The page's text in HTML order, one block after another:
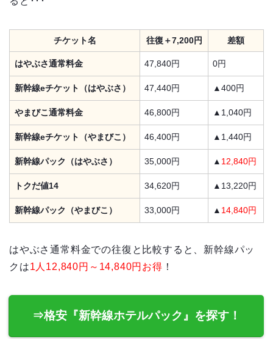
チケット名 往復＋7,200円 差額
はやぶさ通常料金 47,840円 0円
新幹線eチケット（はやぶさ） 47,440円 ▲400円
やまびこ通常料金 46,800円 ▲1,040円
新幹線eチケット（やまびこ） 46,400円 ▲1,440円
新幹線パック（はやぶさ） 35,000円 ▲ 12,840円
トクだ値14 34,620円 ▲13,220円
新幹線パック（やまびこ） 33,000円 ▲ 14,840円
はやぶさ通常料金での往復と比較すると、新幹線パッ
クは1人12,840円～14,840円お得 ！
⇒格安『新幹線ホテルパック』を探す！